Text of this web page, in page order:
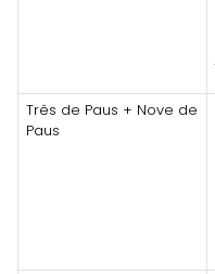
Três de Paus + Nove de
Paus